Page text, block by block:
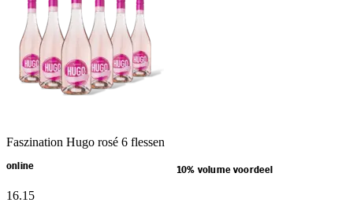
Faszination Hugo rosé 6 flessen
online 10% volume voordeel
16.15